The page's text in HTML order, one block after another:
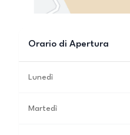
Orario di Apertura
Lunedì
Martedì